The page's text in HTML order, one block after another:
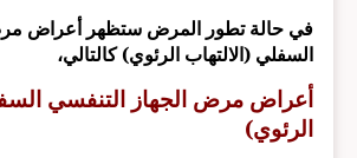
في حالة تطور المرض ستظهر أعراض مرض
السفلي (الالتهاب الرئوي) كالتالي،
أعراض مرض الجهاز التنفسي
الرئوي)